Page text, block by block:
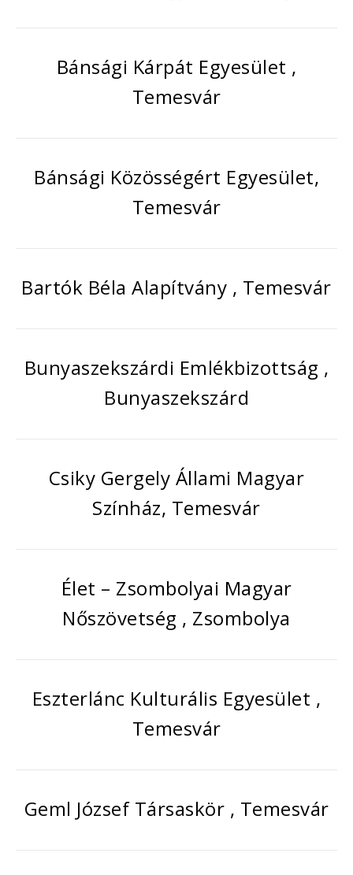
Bánsági Kárpát Egyesület ,
Temesvár
Bánsági Közösségért Egyesület,
Temesvár
Bartók Béla Alapítvány , Temesvár
Bunyaszekszárdi Emlékbizottság ,
Bunyaszekszárd
Csiky Gergely Állami Magyar
Színház, Temesvár
Élet – Zsombolyai Magyar
Nőszövetség , Zsombolya
Eszterlánc Kulturális Egyesület ,
Temesvár
Geml József Társaskör , Temesvár